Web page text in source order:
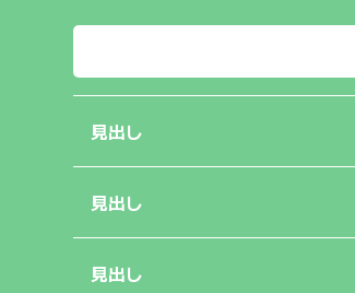
見出し
見出し
見出し